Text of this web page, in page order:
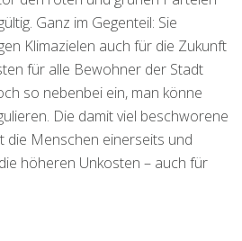
Ganz im Gegenteil: Sie
Klimazielen auch für die Zukunft
für alle Bewohner der Stadt
so nebenbei ein, man könne
Die damit viel beschworene
die Menschen einerseits und
höheren Unkosten – auch für